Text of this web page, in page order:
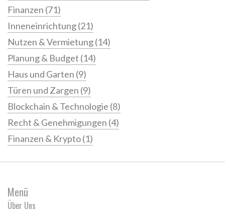
Finanzen (71)
Inneneinrichtung(21)
Nutzen & Vermietung(14)
Planung & Budget (14)
Haus und Garten (9)
Türen und Zargen (9)
Blockchain & Technologie (8)
Recht & Genehmigungen (4)
Finanzen & Krypto(1)
Menü
Über Uns